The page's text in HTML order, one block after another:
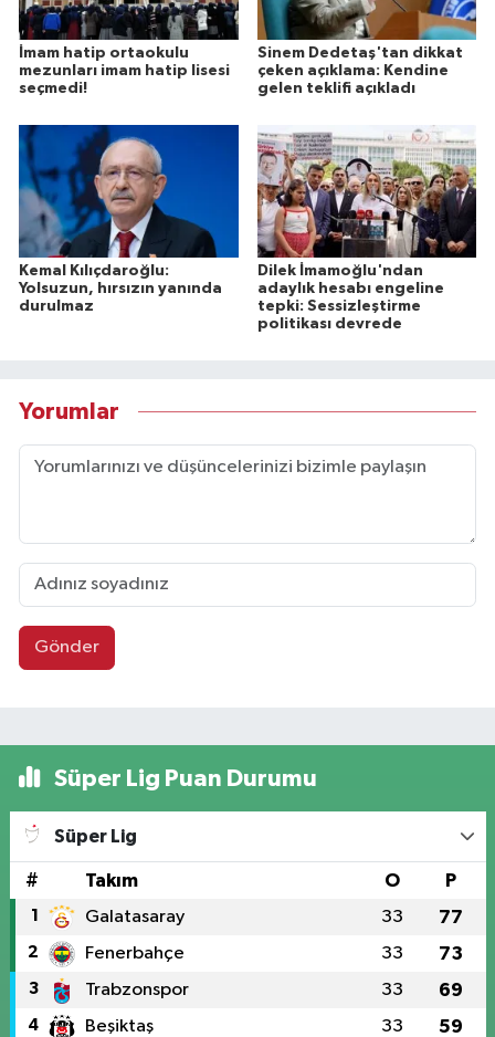
İmam hatip ortaokulu
mezunları imam hatip lisesi
seçmedi!
Sinem Dedetaş'tan dikkat
çeken açıklama: Kendine
gelen teklifi açıkladı
Kemal Kılıçdaroğlu:
Yolsuzun, hırsızın yanında
durulmaz
Dilek İmamoğlu'ndan
adaylık hesabı engeline
tepki: Sessizleştirme
politikası devrede
Yorumlar
Gönder
Süper Lig Puan Durumu
Süper Lig
# Takım O P
1 Galatasaray 33 77
2 Fenerbahçe 33 73
3 Trabzonspor 33 69
4 Beşiktaş 33 59